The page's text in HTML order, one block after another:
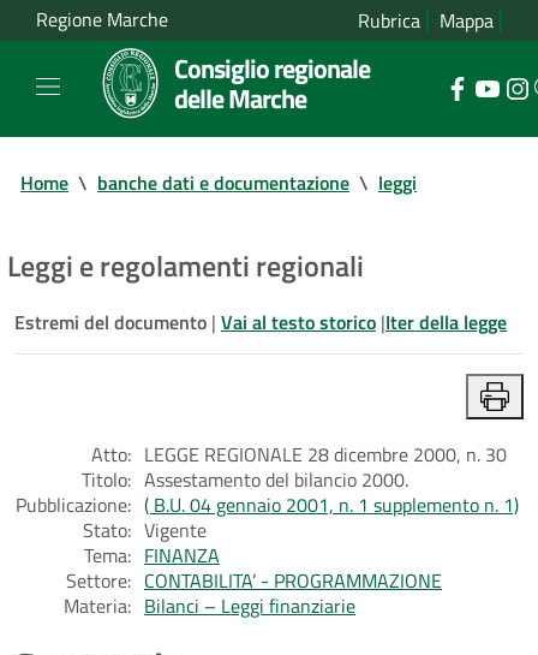
Regione Marche Rubrica Mappa
Consiglio regionale
delle Marche
Home \ banche dati e documentazione \ leggi
Leggi e regolamenti regionali
Estremi del documento | Vai al testo storico |Iter della legge
Atto: LEGGE REGIONALE 28 dicembre 2000, n. 30
Titolo: Assestamento del bilancio 2000.
Pubblicazione: ( B.U. 04 gennaio 2001, n. 1 supplemento n. 1)
Stato: Vigente
Tema: FINANZA
Settore: CONTABILITA’ - PROGRAMMAZIONE
Materia: Bilanci – Leggi finanziarie